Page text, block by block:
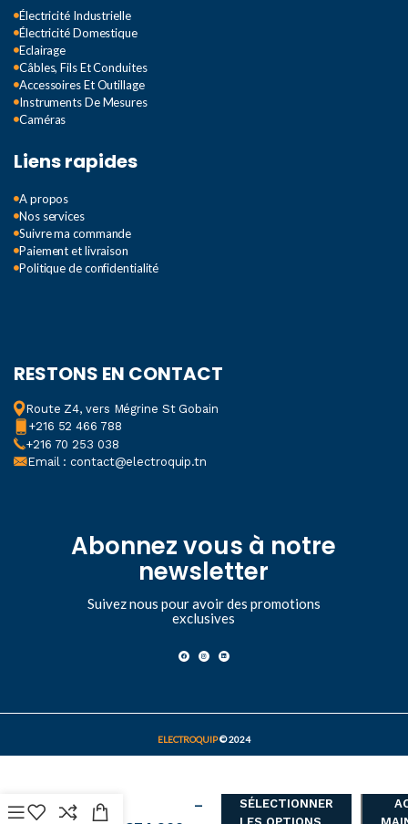
Électricité Industrielle
Électricité Domestique
Eclairage
Câbles, Fils Et Conduites
Accessoires Et Outillage
Instruments De Mesures
Caméras
Liens rapides
A propos
Nos services
Suivre ma commande
Paiement et livraison
Politique de confidentialité
RESTONS EN CONTACT
Route Z4, vers Mégrine St Gobain
+216 52 466 788
+216 70 253 038
Email : contact@electroquip.tn
Abonnez vous à notre
newsletter
Suivez nous pour avoir des promotions
exclusives
ELECTROQUIP© 2024
LED
–
SÉLECTIONNER